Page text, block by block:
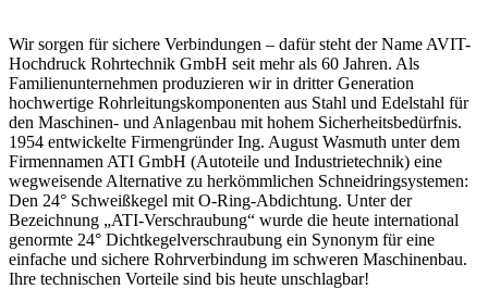
Wir sorgen für sichere Verbindungen – dafür steht der Name AVIT-
Hochdruck Rohrtechnik GmbH seit mehr als 60 Jahren. Als
Familienunternehmen produzieren wir in dritter Generation
hochwertige Rohrleitungskomponenten aus Stahl und Edelstahl für
den Maschinen- und Anlagenbau mit hohem Sicherheitsbedürfnis.
1954 entwickelte Firmengründer Ing. August Wasmuth unter dem
Firmennamen ATI GmbH (Autoteile und Industrietechnik) eine
wegweisende Alternative zu herkömmlichen Schneidringsystemen:
Den 24° Schweißkegel mit O-Ring-Abdichtung. Unter der
Bezeichnung „ATI-Verschraubung“ wurde die heute international
genormte 24° Dichtkegelverschraubung ein Synonym für eine
einfache und sichere Rohrverbindung im schweren Maschinenbau.
Ihre technischen Vorteile sind bis heute unschlagbar!